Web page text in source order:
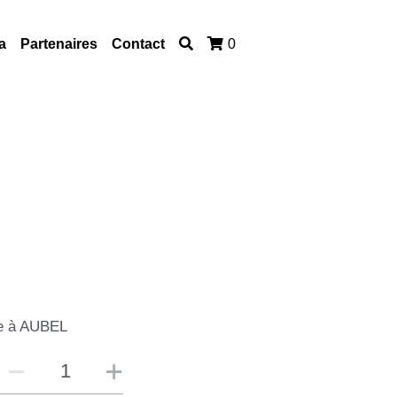
Partenaires Contact 0
à AUBEL